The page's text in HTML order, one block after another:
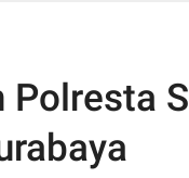
Polresta